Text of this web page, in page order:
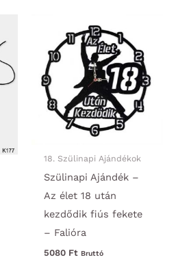
18. Szülinapi Ajándékok
Szülinapi Ajándék –
Az élet 18 után
kezdődik fiús fekete
– Falióra
5080 Ft Bruttó